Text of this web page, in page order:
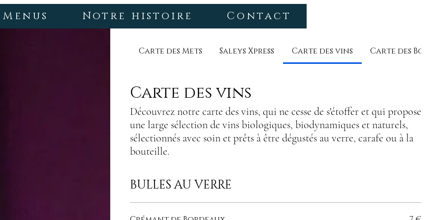
Menus Notre histoire Contact
Carte des Mets Saleys Xpress Carte des vins Carte des
Carte des vins
Découvrez notre carte des vins, qui ne cesse de s'étoffer et qui propose
une large sélection de vins biologiques, biodynamiques et naturels,
sélectionnés avec soin et prêts à être dégustés au verre, carafe ou à la
bouteille.
BULLES AU VERRE